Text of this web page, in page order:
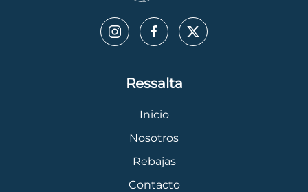
Ressalta
Inicio
Nosotros
Rebajas
Contacto